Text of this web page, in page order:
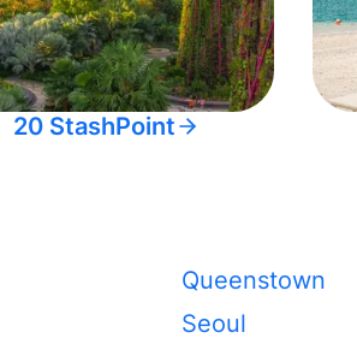
20 StashPoint
Queenstown
Seoul